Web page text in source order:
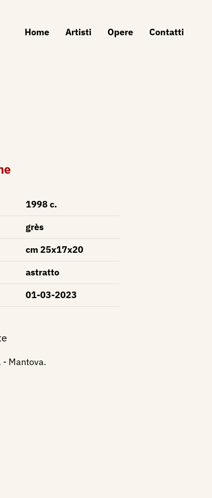
Home Artisti Opere Contatti
1998 c.
grès
cm 25x17x20
astratto
01-03-2023
- Mantova.